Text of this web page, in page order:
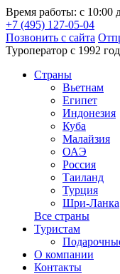
Время работы: с 10:00
+7 (495) 127-05-04
Позвонить с сайта
Туроператор с 1992
Cтраны
Вьетнам
Египет
Индонезия
Куба
Малайзия
ОАЭ
Россия
Таиланд
Турция
Шри-Ланка
Все страны
Туристам
О компании
Контакты